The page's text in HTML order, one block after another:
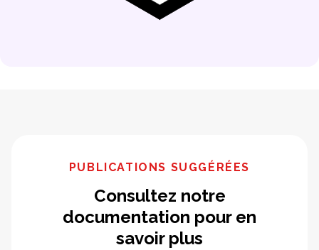
PUBLICATIONS SUGGÉRÉES
Consultez notre
documentation pour en
savoir plus